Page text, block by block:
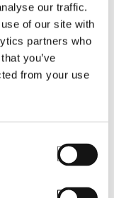
our traffic.
of our site with
partners who
you’ve
from your use
e
portáteis
de
clientes
força de
pessoas às
precisem. A
e o